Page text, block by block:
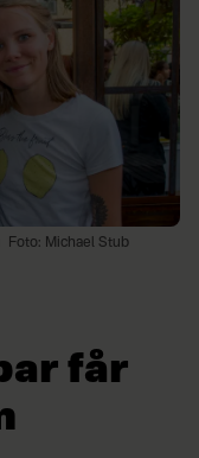
Foto: Michael Stub
får